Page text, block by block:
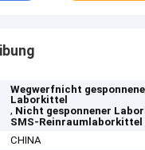
Wegwerfnicht
Laborkittel
, Nicht gesponnener
SMS-Reinraumlaborkittel
CHINA